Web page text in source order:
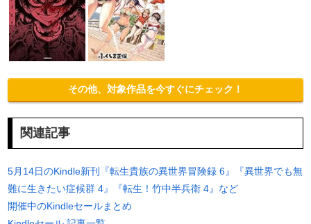
その他、対象作品を今すぐにチェック！
関連記事
5月14日のKindle新刊『転生貴族の異世界冒険録 6』『異世界でも無
難に生きたい症候群 4』『転生！竹中半兵衛 4』など
開催中のKindleセールまとめ